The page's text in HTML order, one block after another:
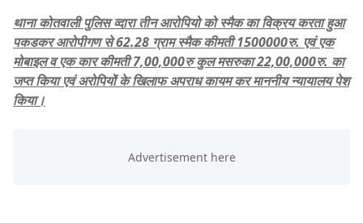
थाना कोतवाली पुलिस व्दारा तीन आरोपियो को स्मैक का विक्रय करता हुआ
पकडकर आरोपीगण से 62.28 ग्राम स्मैक कीमती 1500000रु. एवं एक
मोबाइल व एक कार कीमती 7,00,000रु कुल मसरुका 22,00,000रु. का
जप्त किया एवं अरोपियों के खिलाफ अपराध कायम कर माननीय न्यायालय पेश
किया।